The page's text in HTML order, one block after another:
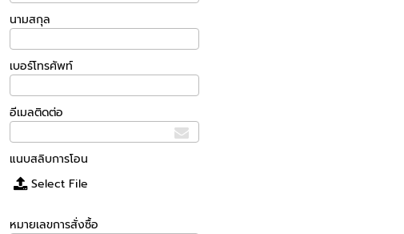
นามสกุล
เบอร์โทรศัพท์
อีเมลติดต่อ
แนบสลิบการโอน
Select File
หมายเลขการสั่งซื้อ